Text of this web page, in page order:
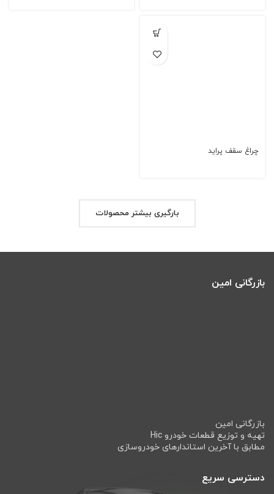
چراغ سقف پراید
بارگیری بیشتر محصولات
بازرگانی امین
بازرگانی امین
تهیه و توزیع قطعات خودرو Hic
مطابق با آخرین استاندارهای خودروسازی
دسترسی سریع